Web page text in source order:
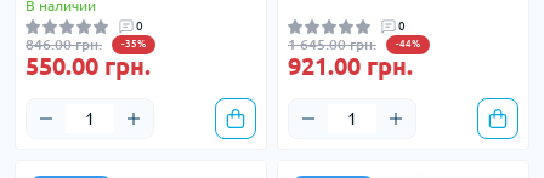
В наличии
0
846.00 грн. -35%
550.00 грн.
0
1 645.00 грн. -44%
921.00 грн.